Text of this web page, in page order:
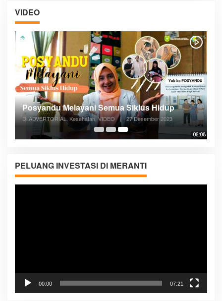
VIDEO
05:08
Posyandu Melayani Semua Siklus Hidup
Di ADVERTORIAL, Kesehatan, VIDEO | 27 Desember 2023
PELUANG INVESTASI DI MERANTI
00:00 07:21